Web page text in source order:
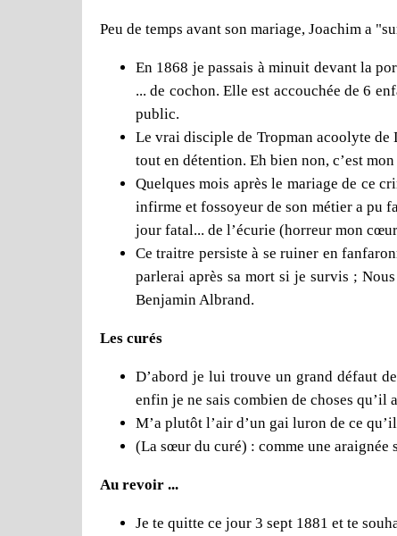
Peu de temps avant son mariage, Joachim a
En 1868 je passais à minuit devant la
... de cochon. Elle est accouchée de 6
public.
Le vrai disciple de Tropman acoolyte
tout en détention. Eh bien non, c’est
Quelques mois après le mariage de ce
infirme et fossoyeur de son métier a pu
jour fatal... de l’écurie (horreur mon
Ce traitre persiste à se ruiner en
parlerai après sa mort si je survis ;
Benjamin Albrand.
Les curés
D’abord je lui trouve un grand défaut
enfin je ne sais combien de choses qu’il
M’a plutôt l’air d’un gai luron de ce
(La sœur du curé) : comme une
Au revoir ...
Je te quitte ce jour 3 sept 1881 et te